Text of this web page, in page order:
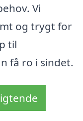
Vi
og trygt for
til
få ro i sindet.